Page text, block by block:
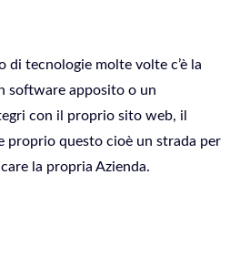
di tecnologie molte volte c’è la
software apposito o un
con il proprio sito web, il
proprio questo cioè un strada per
la propria Azienda.